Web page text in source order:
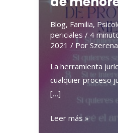
Blog, Familia,
periciales / 4
2021 / Por
La herramienta
cualquier proceso
[…]
Medidas
Leer más »